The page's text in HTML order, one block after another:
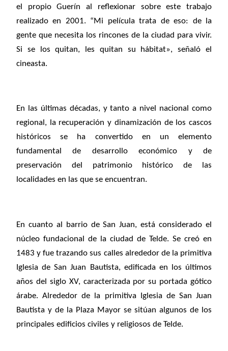
el propio Guerín al reflexionar sobre este trabajo
realizado en 2001. “Mi película trata de eso: de la
gente que necesita los rincones de la ciudad para vivir.
Si se los quitan, les quitan su hábitat», señaló el
cineasta.
En las últimas décadas, y tanto a nivel nacional como
regional, la recuperación y dinamización de los cascos
históricos se ha convertido en un elemento
fundamental de desarrollo económico y de
preservación del patrimonio histórico de las
localidades en las que se encuentran.
En cuanto al barrio de San Juan, está considerado el
núcleo fundacional de la ciudad de Telde. Se creó en
1483 y fue trazando sus calles alrededor de la primitiva
Iglesia de San Juan Bautista, edificada en los últimos
años del siglo XV, caracterizada por su portada gótico
árabe. Alrededor de la primitiva Iglesia de San Juan
Bautista y de la Plaza Mayor se sitúan algunos de los
principales edificios civiles y religiosos de Telde.